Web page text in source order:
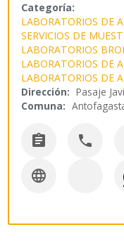
Categoría:
LABORATORIOS DE
SERVICIOS DE
LABORATORIOS
LABORATORIOS DE
LABORATORIOS DE
Dirección: Pasaje
Comuna:
 
